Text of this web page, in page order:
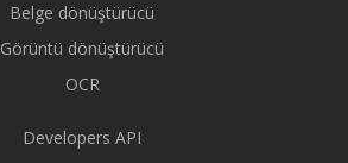
Belge dönüştürücü
Görüntü dönüştürücü
OCR
Developers API